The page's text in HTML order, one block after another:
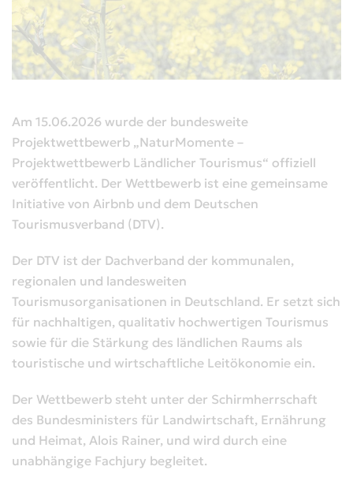
Am 15.06.2026 wurde der bundesweite
Projektwettbewerb „NaturMomente –
Projektwettbewerb Ländlicher Tourismus“ offiziell
veröffentlicht. Der Wettbewerb ist eine gemeinsame
Initiative von Airbnb und dem Deutschen
Tourismusverband (DTV).
Der DTV ist der Dachverband der kommunalen,
regionalen und landesweiten
Tourismusorganisationen in Deutschland. Er setzt sich
für nachhaltigen, qualitativ hochwertigen Tourismus
sowie für die Stärkung des ländlichen Raums als
touristische und wirtschaftliche Leitökonomie ein.
Der Wettbewerb steht unter der Schirmherrschaft
des Bundesministers für Landwirtschaft, Ernährung
und Heimat, Alois Rainer, und wird durch eine
unabhängige Fachjury begleitet.